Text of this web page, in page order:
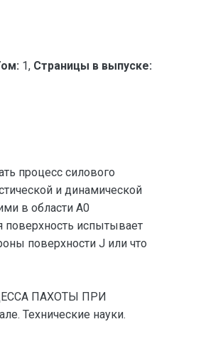
1, Страницы в выпуске:
процесс силового
и динамической
в области А0
поверхность испытывает
поверхности J или что
ПАХОТЫ ПРИ
Технические науки.